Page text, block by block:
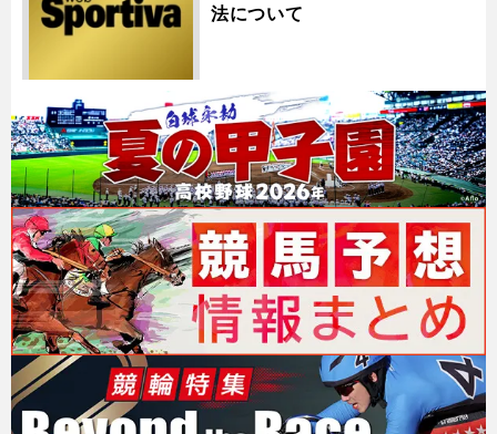
法について